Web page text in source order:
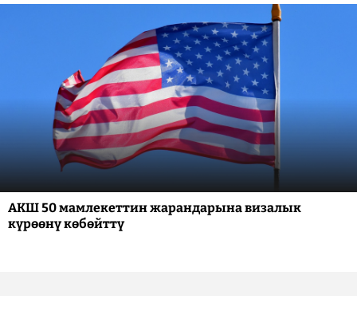
АКШ 50 мамлекеттин жарандарына визалык
күрөөнү көбөйттү